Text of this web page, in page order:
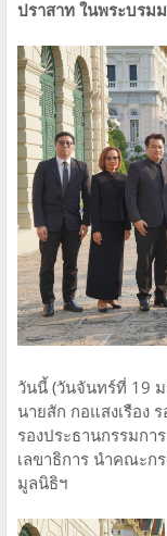
ปราสาท ในพระบรม
วันนี้ (วันจันทร์ที่ 19
นายสัก กอแสงเรือง
รองประธานกรรมกา
เลขาธิการ นำคณะก
มูลนิธิฯ